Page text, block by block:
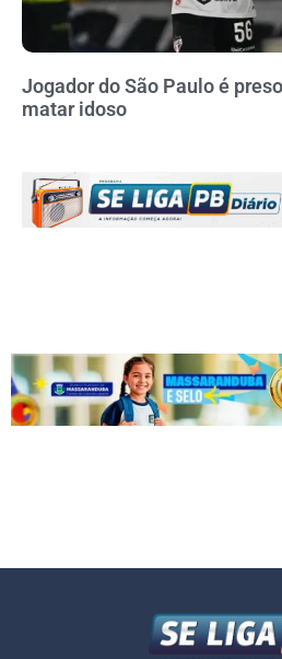
Jogador do São Paulo é
matar idoso